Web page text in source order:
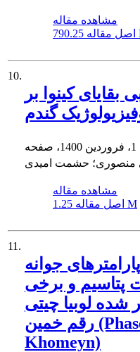
مشاهده مقاله
اصل مقاله
10.
کینوا بر
گندم
منصوری؛ حشمت امیدی
مشاهده مقاله
اصل مقاله 1.25 M
11.
جوانه
پتاسیم و برخی
شده لوبیا چیتی
رقم خمین (Phaseolus vulgaris L. Var.
Khomeyn)